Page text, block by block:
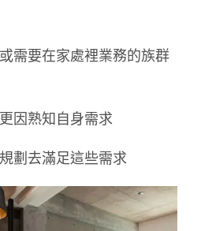
需要在家處裡業務的族群
因熟知自身需求
劃去滿足這些需求